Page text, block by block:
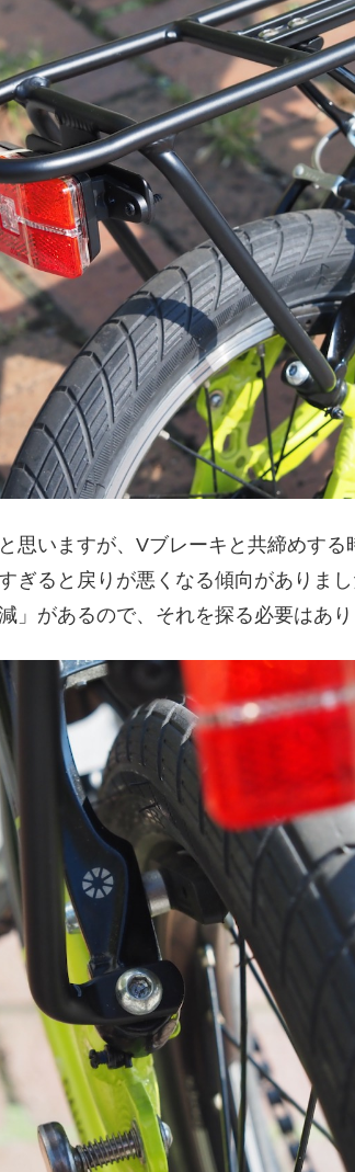
思いますが、Vブレーキと共締めす
ぎると戻りが悪くなる傾向がありま
」があるので、それを探る必要はあり